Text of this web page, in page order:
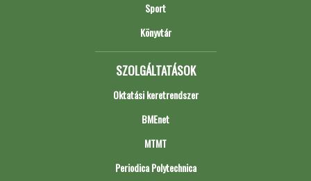
Sport
Könyvtár
SZOLGÁLTATÁSOK
Oktatási keretrendszer
BMEnet
MTMT
Periodica Polytechnica